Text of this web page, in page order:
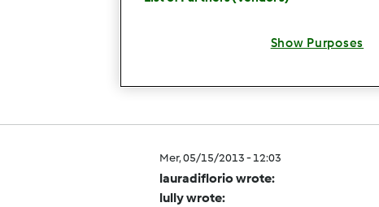
Sara' fatto!Ne sai sempre una più
Mer, 05/15/2013 - 12:03
lauradiflorio wrote:
lully wrote:
Show Purposes